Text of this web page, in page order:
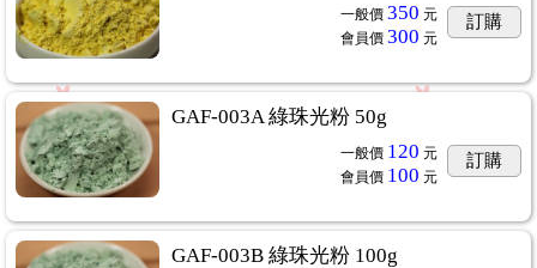
一般價 350 元
會員價 300 元
訂購
GAF-003A 綠珠光粉 50g
一般價 120 元
會員價 100 元
訂購
GAF-003B 綠珠光粉 100g